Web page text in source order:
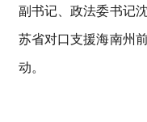
副书记、政法委书记
苏省对口支援海南州
动。